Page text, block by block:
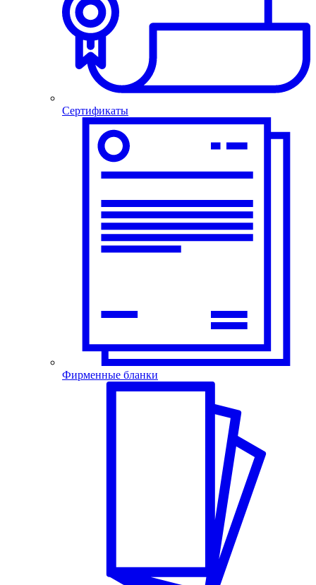
Сертификаты
Фирменные бланки